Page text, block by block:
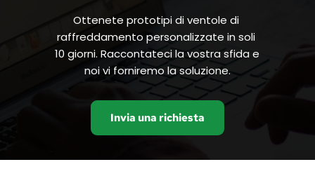
Ottenete prototipi di ventole di
raffreddamento personalizzate in soli
10 giorni. Raccontateci la vostra sfida e
noi vi forniremo la soluzione.
Invia una richiesta